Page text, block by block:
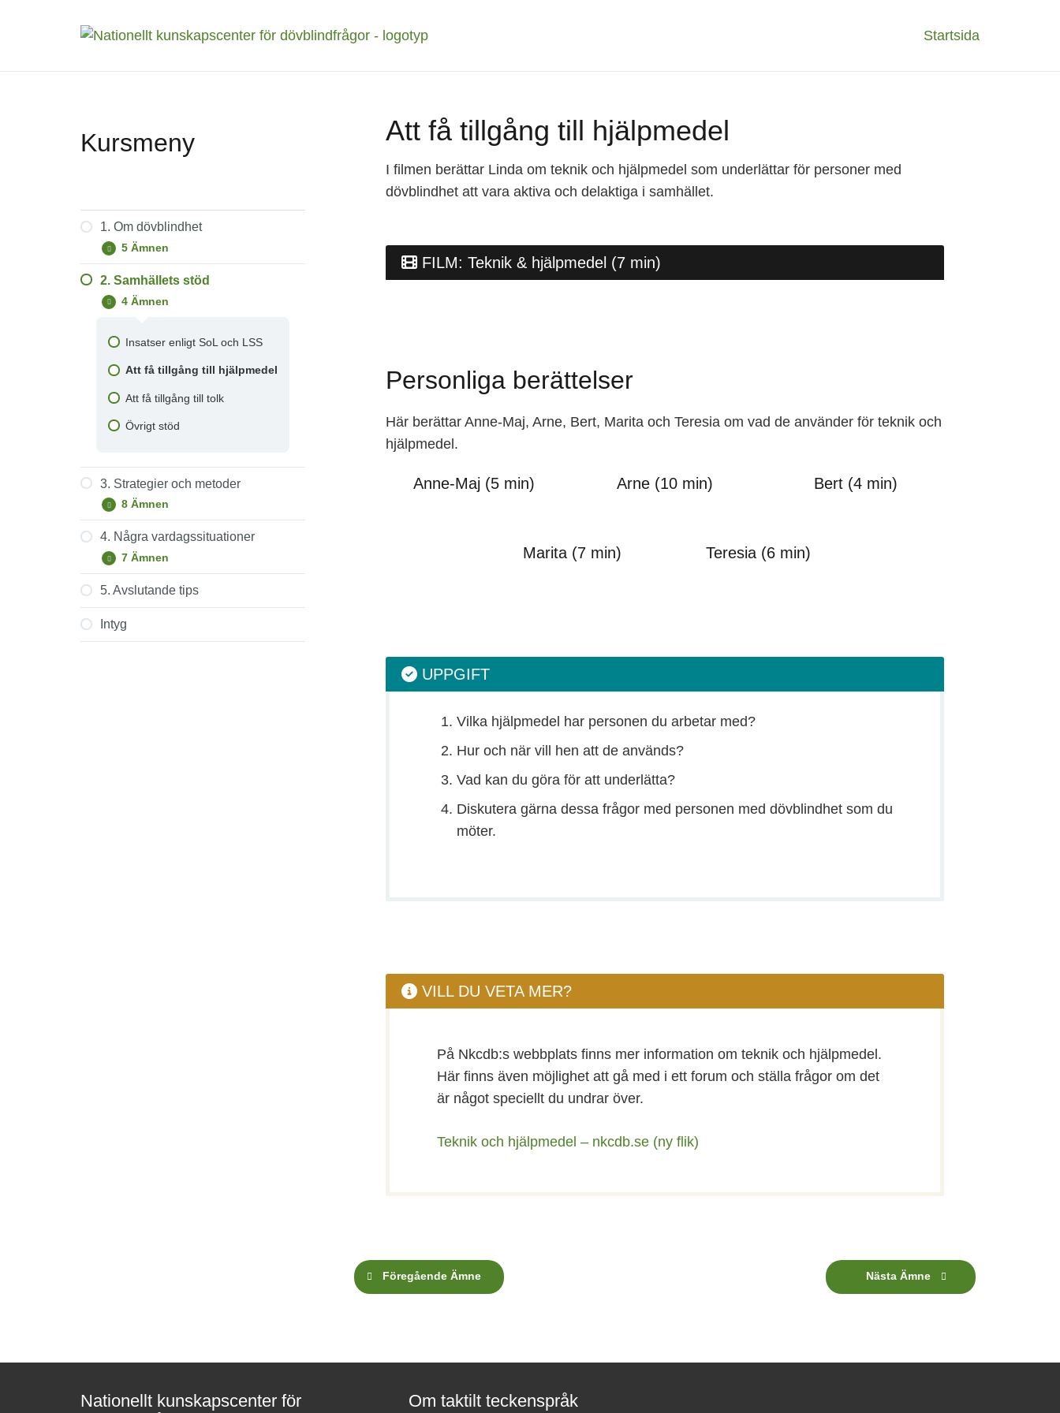
Startsida
Att få tillgång till hjälpmedel
I filmen berättar Linda om teknik och hjälpmedel som underlättar för personer med
dövblindhet att vara aktiva och delaktiga i samhället.
FILM: Teknik & hjälpmedel (7 min)
Personliga berättelser
Här berättar Anne-Maj, Arne, Bert, Marita och Teresia om vad de använder för teknik och
hjälpmedel.
Anne-Maj (5 min) Arne (10 min) Bert (4 min)
Marita (7 min) Teresia (6 min)
UPPGIFT
Vilka hjälpmedel har personen du arbetar med?
Hur och när vill hen att de används?
Vad kan du göra för att underlätta?
Diskutera gärna dessa frågor med personen med dövblindhet som du
möter.
VILL DU VETA MER?
På Nkcdb:s webbplats finns mer information om teknik och hjälpmedel.
Här finns även möjlighet att gå med i ett forum och ställa frågor om det
är något speciellt du undrar över.
Teknik och hjälpmedel – nkcdb.se (ny flik)
Föregående Ämne Nästa Ämne
Kursmeny
1. Om dövblindhet
Expandera
1.
Om
dövblindhet
5 Ämnen
Nordisk definition
Våra sinnen
Konsekvenser
Orsaker
2. Samhällets stöd
Minimera
2.
4 Ämnen
Insatser enligt SoL och LSS
Att få tillgång till hjälpmedel
Att få tillgång till tolk
Övrigt stöd
3. Strategier och metoder
Expandera
3.
Strategier
och
8 Ämnen
Din roll
Kommunikation och socialt liv
Kommunikationssätt
Socialhaptiska signaler
4. Några vardagssituationer
Expandera
4.
Några
vardagssituationer
7 Ämnen
Ärende till apoteket
I köpcentret
5. Avslutande tips
Intyg
Nationellt kunskapscenter för
Om taktilt teckenspråk